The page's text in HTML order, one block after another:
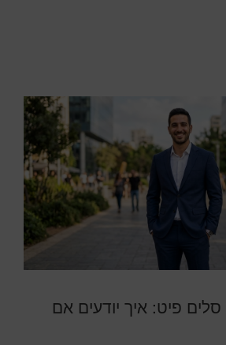
פיט: איך יודעים אם